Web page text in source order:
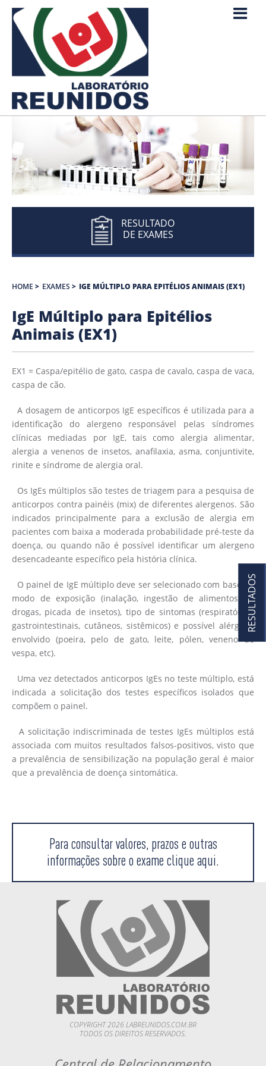
RESULTADO
DE EXAMES
HOME > EXAMES > IGE MÚLTIPLO PARA EPITÉLIOS ANIMAIS (EX1)
IgE Múltiplo para Epitélios
Animais (EX1)
EX1 = Caspa/epitélio de gato, caspa de cavalo, caspa de vaca,
caspa de cão.
A dosagem de anticorpos IgE específicos é utilizada para a
identificação do alergeno responsável pelas síndromes
clínicas mediadas por IgE, tais como alergia alimentar,
alergia a venenos de insetos, anafilaxia, asma, conjuntivite,
rinite e síndrome de alergia oral.
Os IgEs múltiplos são testes de triagem para a pesquisa de
anticorpos contra painéis (mix) de diferentes alergenos. São
indicados principalmente para a exclusão de alergia em
pacientes com baixa a moderada probabilidade pré-teste da
doença, ou quando não é possível identificar um alergeno
desencadeante específico pela história clínica.
O painel de IgE múltiplo deve ser selecionado com base no
modo de exposição (inalação, ingestão de alimentos ou
drogas, picada de insetos), tipo de sintomas (respiratórios,
gastrointestinais, cutâneos, sistêmicos) e possível alérgeno
envolvido (poeira, pelo de gato, leite, pólen, veneno de
vespa, etc).
Uma vez detectados anticorpos IgEs no teste múltiplo, está
indicada a solicitação dos testes específicos isolados que
compõem o painel.
A solicitação indiscriminada de testes IgEs múltiplos está
associada com muitos resultados falsos-positivos, visto que
a prevalência de sensibilização na população geral é maior
que a prevalência de doença sintomática.
Para consultar valores, prazos e outras
informações sobre o exame clique aqui.
COPYRIGHT 2026 LABREUNIDOS.COM.BR
TODOS OS DIREITOS RESERVADOS.
RESULTADOS